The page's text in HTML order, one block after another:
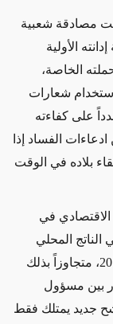
مصادقة شعبية
الأولية
الخاصة،
شعارات
على كفاءته
الفساد إذا
بلاده في الوقت
في
الناتج المحلي
للفرد الواحد في البلاد 40 ألف دولار في عام 2017، متجاوزاً بذلك
بين مسؤول
جديد يمتلك فقط